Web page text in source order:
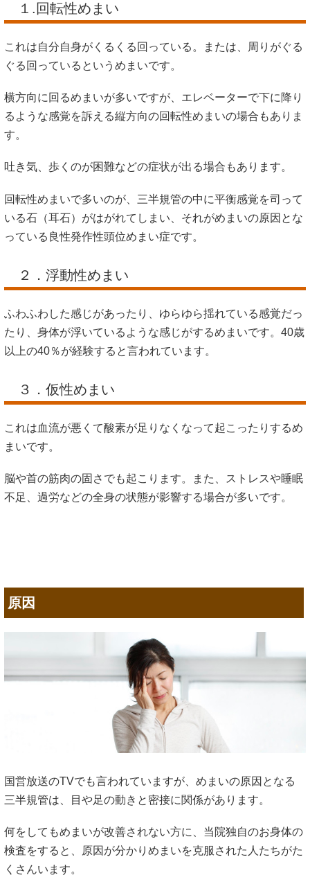
１.回転性めまい
これは自分自身がくるくる回っている。または、周りがぐる
ぐる回っているというめまいです。
横方向に回るめまいが多いですが、エレベーターで下に降り
るような感覚を訴える縦方向の回転性めまいの場合もありま
す。
吐き気、歩くのが困難などの症状が出る場合もあります。
回転性めまいで多いのが、三半規管の中に平衡感覚を司って
いる石（耳石）がはがれてしまい、それがめまいの原因とな
っている良性発作性頭位めまい症です。
２．浮動性めまい
ふわふわした感じがあったり、ゆらゆら揺れている感覚だっ
たり、身体が浮いているような感じがするめまいです。40歳
以上の40％が経験すると言われています。
３．仮性めまい
これは血流が悪くて酸素が足りなくなって起こったりするめ
まいです。
脳や首の筋肉の固さでも起こります。また、ストレスや睡眠
不足、過労などの全身の状態が影響する場合が多いです。
原因
国営放送のTVでも言われていますが、めまいの原因となる
三半規管は、目や足の動きと密接に関係があります。
何をしてもめまいが改善されない方に、当院独自のお身体の
検査をすると、原因が分かりめまいを克服された人たちがた
くさんいます。